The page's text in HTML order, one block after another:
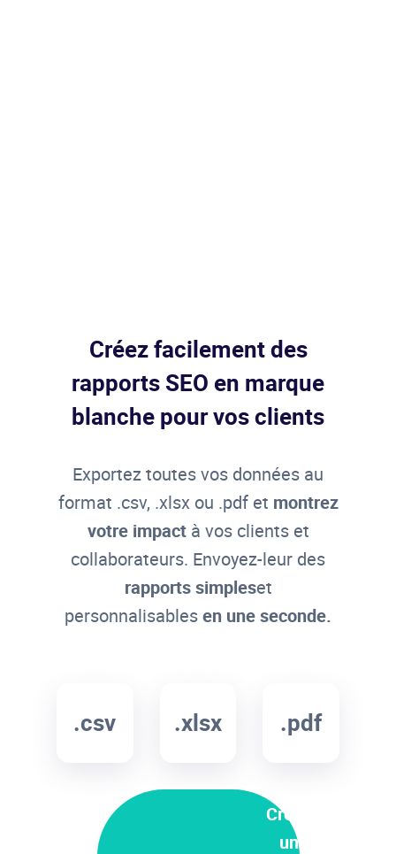
Créez
un
Créez facilement des
rapports SEO en marque
blanche pour vos clients
Exportez toutes vos données au
format .csv, .xlsx ou .pdf et montrez
votre impactà vos clients et
collaborateurs. Envoyez-leur des
rapports simpleset
personnalisablesen une seconde.
.csv .xlsx .pdf